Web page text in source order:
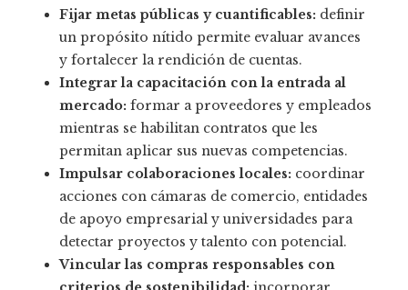
Fijar metas públicas y cuantificables: definir
un propósito nítido permite evaluar avances
y fortalecer la rendición de cuentas.
Integrar la capacitación con la entrada al
mercado: formar a proveedores y empleados
mientras se habilitan contratos que les
permitan aplicar sus nuevas competencias.
Impulsar colaboraciones locales: coordinar
acciones con cámaras de comercio, entidades
de apoyo empresarial y universidades para
detectar proyectos y talento con potencial.
Vincular las compras responsables con